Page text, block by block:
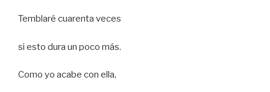
Temblaré cuarenta veces
si esto dura un poco más.
Como yo acabe con ella,